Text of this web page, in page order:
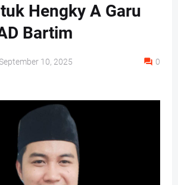
Hengky A Garu
Bartim
10, 2025 0